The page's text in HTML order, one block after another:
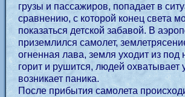
грузы и пассажиров, попадает в
сравнению, с которой конец света
показаться детской забавой. В
приземлился самолет,
огненная лава, земля уходит из под
горит и рушится, людей охватывает
возникает паника.
После прибытия самолета